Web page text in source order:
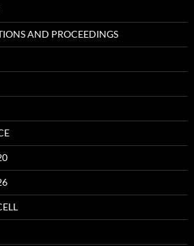
AND PROCEEDINGS